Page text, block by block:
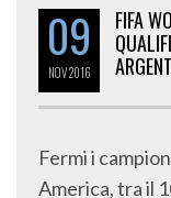
09
NOV2016
FIFA
Fermi i
America, tra il